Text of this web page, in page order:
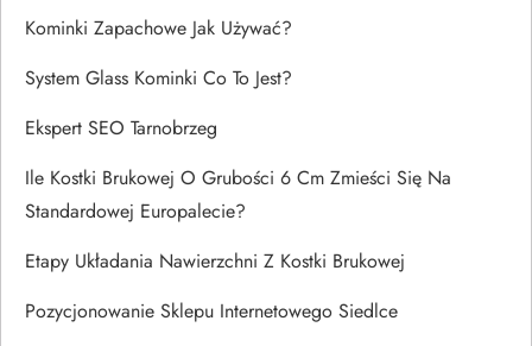
Kominki Zapachowe Jak Używać?
System Glass Kominki Co To Jest?
Ekspert SEO Tarnobrzeg
Ile Kostki Brukowej O Grubości 6 Cm Zmieści Się Na
Standardowej Europalecie?
Etapy Układania Nawierzchni Z Kostki Brukowej
Pozycjonowanie Sklepu Internetowego Siedlce